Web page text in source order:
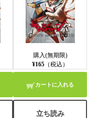
購入(無期限)
¥165（税込）
カートに入れる
立ち読み